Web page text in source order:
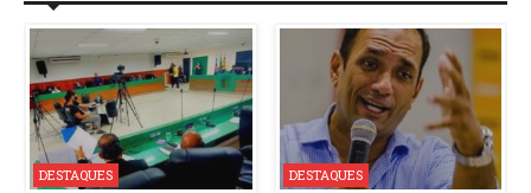
DESTAQUES DESTAQUES